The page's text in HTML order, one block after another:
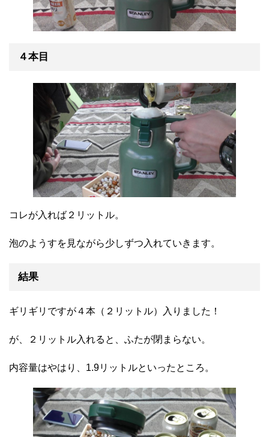
４本目
コレが入れば２リットル。
泡のようすを見ながら少しずつ入れていきます。
結果
ギリギリですが４本（２リットル）入りました！
が、２リットル入れると、ふたが閉まらない。
内容量はやはり、1.9リットルといったところ。